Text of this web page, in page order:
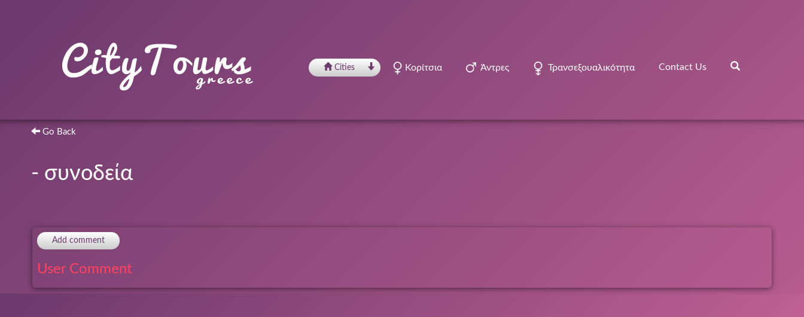
Сities Κορίτσια Άντρες Τρανσεξουαλικότητα Contact Us
Go Back
- συνοδεία
Add comment
User Comment